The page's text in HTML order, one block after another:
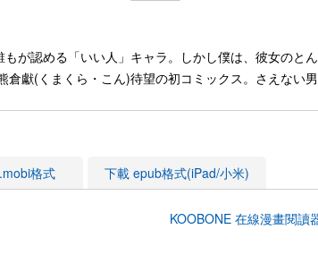
が認める「いい人」キャラ。しかし僕は、彼女のと
獻(くまくら・こん)待望の初コミックス。さえない
格式 下載 epub格式(iPad/小米)
KOOBONE 在線漫畫閱讀